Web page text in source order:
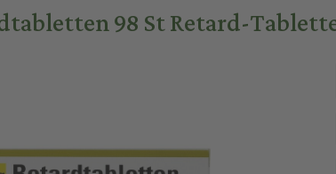
98 St Retard-